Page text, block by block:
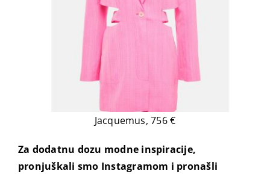
Jacquemus, 756 €
Za dodatnu dozu modne inspiracije,
pronjuškali smo Instagramom i pronašli